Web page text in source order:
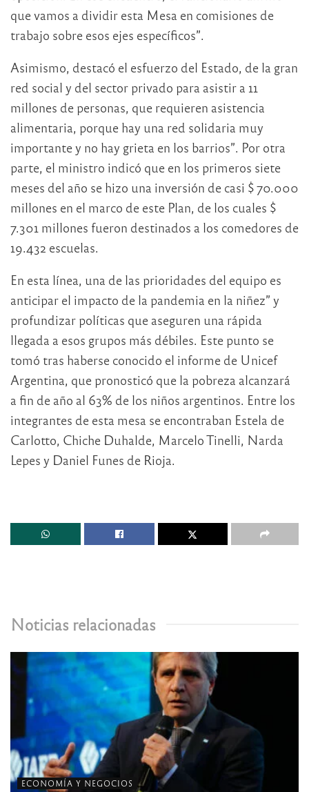
que vamos a dividir esta Mesa en comisiones de
trabajo sobre esos ejes específicos”.
Asimismo, destacó el esfuerzo del Estado, de la gran
red social y del sector privado para asistir a 11
millones de personas, que requieren asistencia
alimentaria, porque hay una red solidaria muy
importante y no hay grieta en los barrios”. Por otra
parte, el ministro indicó que en los primeros siete
meses del año se hizo una inversión de casi $ 70.000
millones en el marco de este Plan, de los cuales $
7.301 millones fueron destinados a los comedores de
19.432 escuelas.
En esta línea, una de las prioridades del equipo es
anticipar el impacto de la pandemia en la niñez” y
profundizar políticas que aseguren una rápida
llegada a esos grupos más débiles. Este punto se
tomó tras haberse conocido el informe de Unicef
Argentina, que pronosticó que la pobreza alcanzará
a fin de año al 63% de los niños argentinos. Entre los
integrantes de esta mesa se encontraban Estela de
Carlotto, Chiche Duhalde, Marcelo Tinelli, Narda
Lepes y Daniel Funes de Rioja.
Noticias relacionadas
ECONOMÍA Y NEGOCIOS